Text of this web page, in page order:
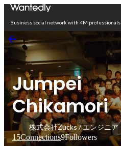
Business social network with 4M professionals
Jumpei
Chikamori
株式会社Zucks / エンジニア
15Connections9Followers